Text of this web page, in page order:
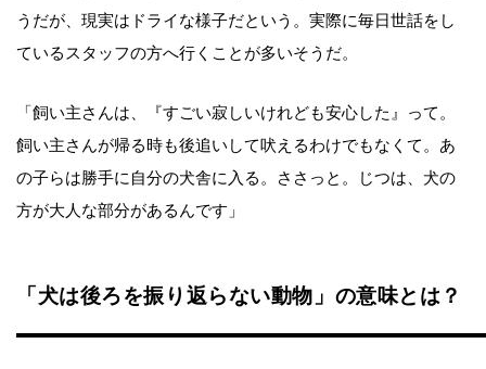
うだが、現実はドライな様子だという。実際に毎日世話をし
ているスタッフの方へ行くことが多いそうだ。
「飼い主さんは、『すごい寂しいけれども安心した』って。
飼い主さんが帰る時も後追いして吠えるわけでもなくて。あ
の子らは勝手に自分の犬舎に入る。ささっと。じつは、犬の
方が大人な部分があるんです」
「犬は後ろを振り返らない動物」の意味とは？